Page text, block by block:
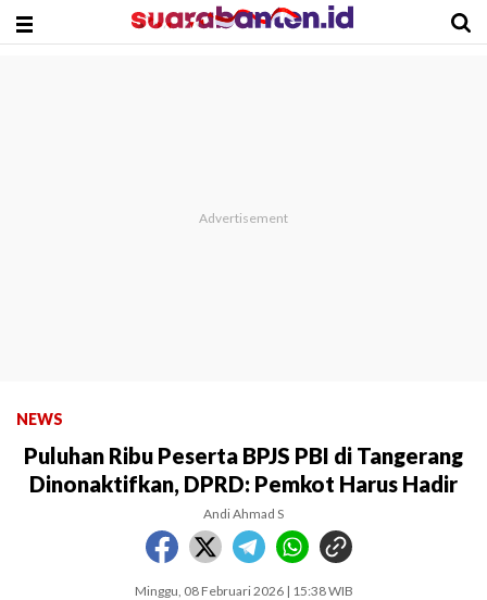
NEWS
Puluhan Ribu Peserta BPJS PBI di Tangerang
Dinonaktifkan, DPRD: Pemkot Harus Hadir
Andi Ahmad S
Minggu, 08 Februari 2026 | 15:38 WIB